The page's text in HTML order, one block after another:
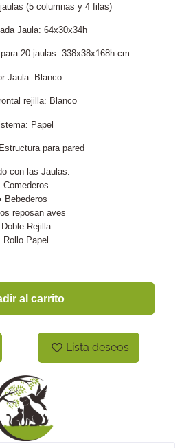
(5 columnas y 4 filas)
Jaula: 64x30x34h
20 jaulas: 338x38x168h cm
Jaula: Blanco
rejilla: Blanco
Papel
para pared
con las Jaulas:
Comederos
Bebederos
reposan aves
Doble Rejilla
Rollo Papel
al carrito
Lista deseos